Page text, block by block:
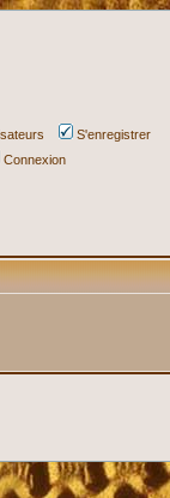
S'enregistrer
Connexion